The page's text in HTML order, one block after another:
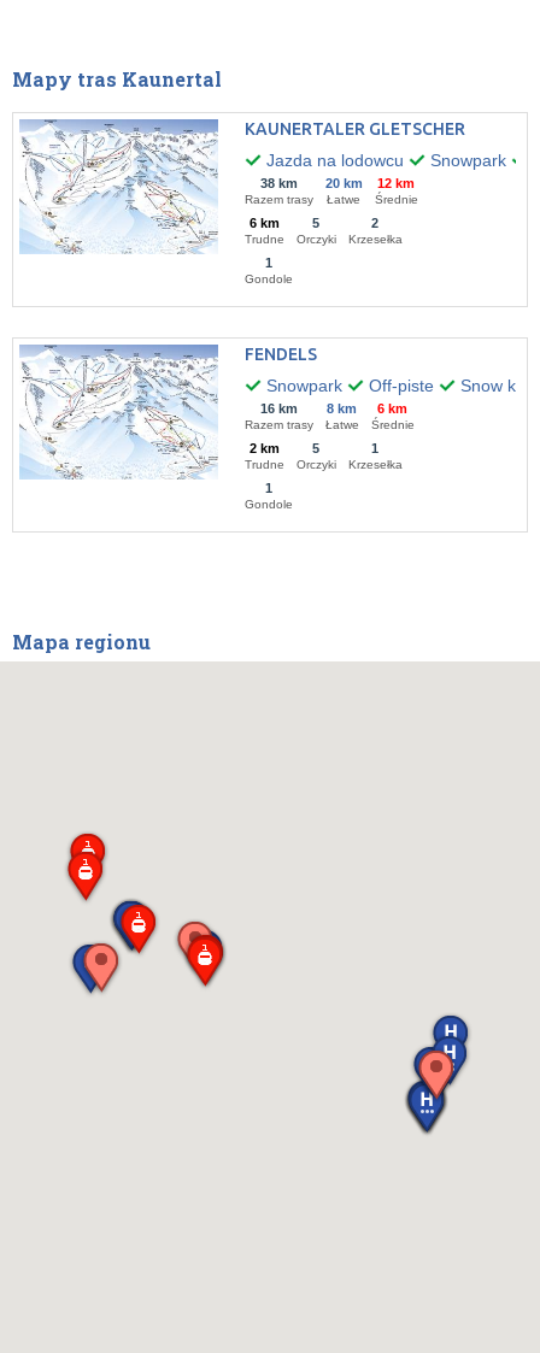
Mapy tras Kaunertal
KAUNERTALER GLETSCHER
Jazda na lodowcu
Snowpark
38 km
Razem trasy
20 km
Łatwe
12 km
Średnie
6 km
Trudne
5
Orczyki
2
Krzesełka
1
Gondole
FENDELS
Snowpark
Off-piste Snow
16 km
Razem trasy
8 km
Łatwe
6 km
Średnie
2 km
Trudne
5
Orczyki
1
Krzesełka
1
Gondole
Mapa regionu